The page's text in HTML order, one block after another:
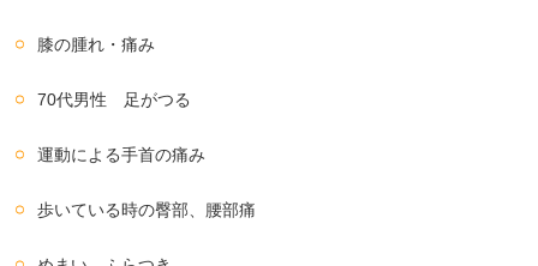
膝の腫れ・痛み
70代男性 足がつる
運動による手首の痛み
歩いている時の臀部、腰部痛